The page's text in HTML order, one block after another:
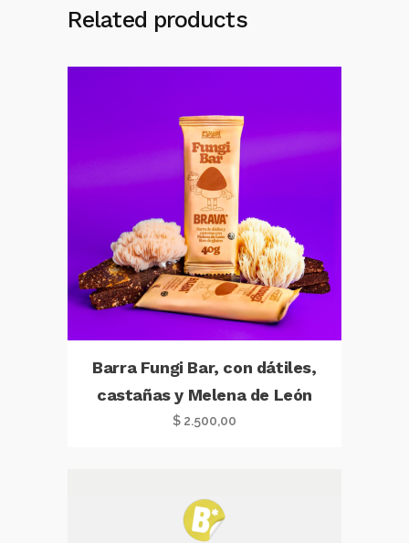
Related products
Barra Fungi Bar, con dátiles,
castañas y Melena de León
$ 2.500,00